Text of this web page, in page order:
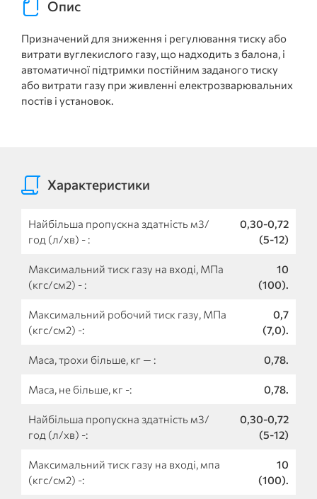
Опис
Призначений для зниження і регулювання тиску або
витрати вуглекислого газу, що надходить з балона, і
автоматичної підтримки постійним заданого тиску
або витрати газу при живленні електрозварювальних
постів і установок.
Характеристики
Найбільша пропускна здатність м3/
год (л/хв) - :
0,30-0,72
(5-12)
Максимальний тиск газу на вході, МПа
(кгс/см2) - :
10
(100).
Максимальний робочий тиск газу, МПа
(кгс/см2) -:
0,7
(7,0).
Маса, трохи більше, кг — : 0,78.
Маса, не більше, кг -: 0,78.
Найбільша пропускна здатність м3/
год (л/хв) -:
0,30-0,72
(5-12)
Максимальний тиск газу на вході, мпа
(кгс/см2) -:
10
(100).